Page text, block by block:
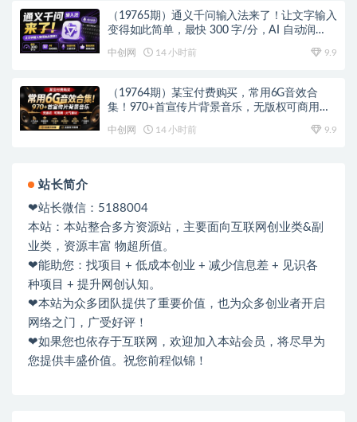
（19765期）通义千问输入法来了！让文字输入
变得如此简单，最快 300 字/分，AI 自动润
中创网 14 小时前 9.9
（19764期）某宝付费购买，常用6G音效合
集！970+首宣传片背景音乐，无版权可商用大
中创网 14 小时前 9.9
站长简介
❤站长微信：5188004
本站：本站整合多方资源站，主要面向互联网创业类&副
业类，资源丰富 物超所值。
❤能助您：找项目 + 低成本创业 + 减少信息差 + 见识各
种项目 + 提升网创认知。
❤本站为众多团队提供了重要价值，也为众多创业者开启
网络之门，广受好评！
❤如果您也依存于互联网，欢迎加入本站会员，将尽早为
您提供丰盛价值。祝您前程似锦！